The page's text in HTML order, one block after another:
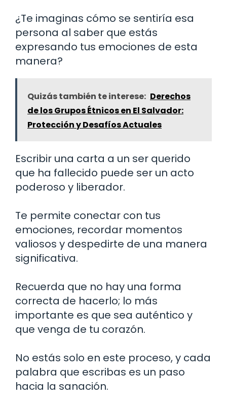
¿Te imaginas cómo se sentiría esa
persona al saber que estás
expresando tus emociones de esta
manera?
Quizás también te interese: Derechos
de los Grupos Étnicos en El Salvador:
Protección y Desafíos Actuales
Escribir una carta a un ser querido
que ha fallecido puede ser un acto
poderoso y liberador.
Te permite conectar con tus
emociones, recordar momentos
valiosos y despedirte de una manera
significativa.
Recuerda que no hay una forma
correcta de hacerlo; lo más
importante es que sea auténtico y
que venga de tu corazón.
No estás solo en este proceso, y cada
palabra que escribas es un paso
hacia la sanación.